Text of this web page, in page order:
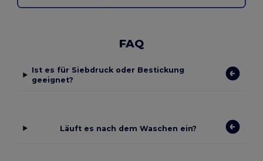
FAQ
Ist es für Siebdruck oder Bestickung
geeignet?
Läuft es nach dem Waschen ein?